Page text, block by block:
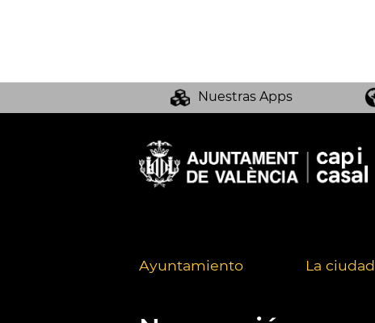
Nuestras Apps
Ayuntamiento La ciudad